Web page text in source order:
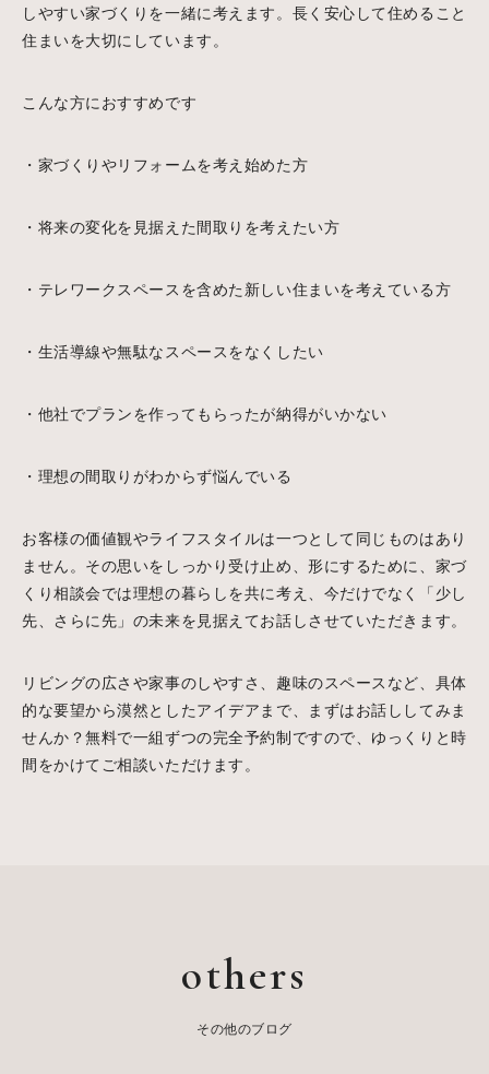
しやすい家づくりを一緒に考えます。長く安心して住めること
住まいを大切にしています。
こんな方におすすめです
・家づくりやリフォームを考え始めた方
・将来の変化を見据えた間取りを考えたい方
・テレワークスペースを含めた新しい住まいを考えている方
・生活導線や無駄なスペースをなくしたい
・他社でプランを作ってもらったが納得がいかない
・理想の間取りがわからず悩んでいる
お客様の価値観やライフスタイルは一つとして同じものはあり
ません。その思いをしっかり受け止め、形にするために、家づ
くり相談会では理想の暮らしを共に考え、今だけでなく「少し
先、さらに先」の未来を見据えてお話しさせていただきます。
リビングの広さや家事のしやすさ、趣味のスペースなど、具体
的な要望から漠然としたアイデアまで、まずはお話ししてみま
せんか？無料で一組ずつの完全予約制ですので、ゆっくりと時
間をかけてご相談いただけます。
others
その他のブログ